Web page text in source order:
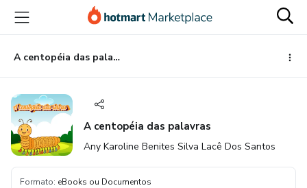
para
conteúdo
principal
para
pagamento
para
rodapé
A centopéia das palavras
A centopéia das palavras
Any Karoline Benites Silva Lacê Dos Santos
Formato: eBooks ou Documentos